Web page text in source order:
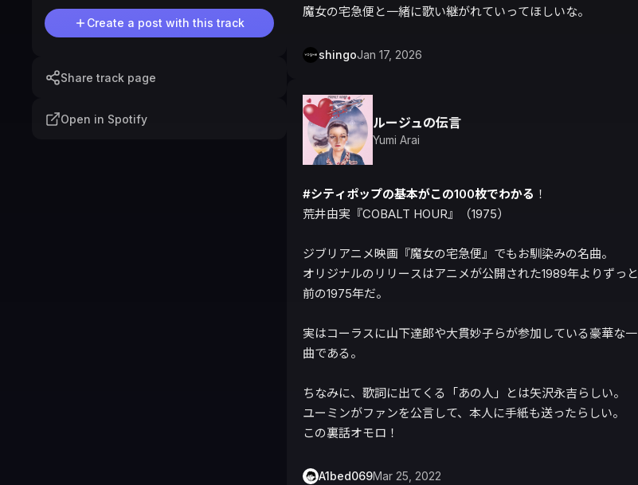
Create a post with this track
Share track page
Open in Spotify
魔女の宅急便と一緒に歌い継がれていってほしいな。
shingoJan 17, 2026
ルージュの伝言
Yumi Arai
#シティポップの基本がこの100枚でわかる ！
荒井由実『COBALT HOUR』（1975）
ジブリアニメ映画『魔女の宅急便』でもお馴染みの名曲。
オリジナルのリリースはアニメが公開された1989年よりずっと
前の1975年だ。
実はコーラスに山下達郎や大貫妙子らが参加している豪華な一
曲である。
ちなみに、歌詞に出てくる「あの人」とは矢沢永吉らしい。
ユーミンがファンを公言して、本人に手紙も送ったらしい。
この裏話オモロ！
A1bed069Mar 25, 2022